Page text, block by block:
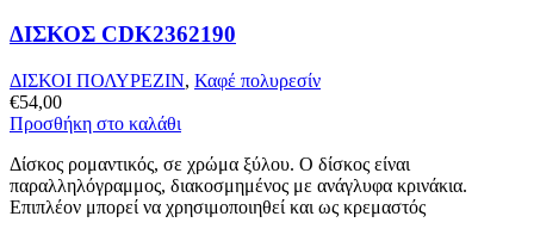
ΔΙΣΚΟΣ CDK2362190
ΔΙΣΚΟΙ ΠΟΛΥΡΕΖΙΝ, Καφέ πολυρεσίν
€54,00
Προσθήκη στο καλάθι
Δίσκος ρομαντικός, σε χρώμα ξύλου. Ο δίσκος είναι
παραλληλόγραμμος, διακοσμημένος με ανάγλυφα κρινάκια.
Επιπλέον μπορεί να χρησιμοποιηθεί και ως κρεμαστός